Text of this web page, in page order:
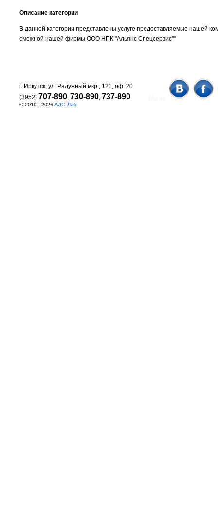
Описание категории
В данной категории представлены услуге предоставляемые нашей
смежной нашей фирмы ООО НПК "Альянс Спецсервис""
© 2010 - 2026 АДС-Лаб
г. Иркутск, ул. Радужный мкр., 121, оф. 20
(3952) 707-890, 730-890, 737-890.